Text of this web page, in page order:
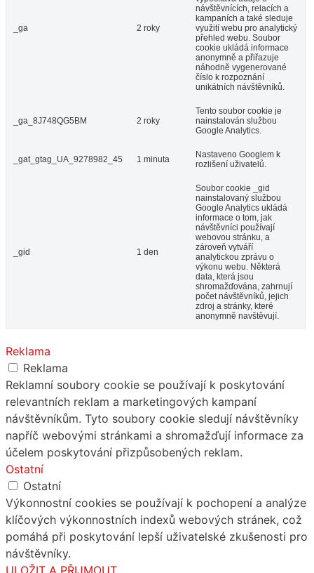
_ga 2 roky
návštěvnících, relacích a
kampaních a také sleduje
využití webu pro analytický
přehled webu. Soubor
cookie ukládá informace
anonymně a přiřazuje
náhodně vygenerované
číslo k rozpoznání
unikátních návštěvníků.
_ga_8J748QG5BM 2 roky
Tento soubor cookie je
nainstalován službou
Google Analytics.
_gat_gtag_UA_9278982_45 1 minuta
Nastaveno Googlem k
rozlišení uživatelů.
_gid 1 den
Soubor cookie _gid
nainstalovaný službou
Google Analytics ukládá
informace o tom, jak
návštěvníci používají
webovou stránku, a
zároveň vytváří
analytickou zprávu o
výkonu webu. Některá
data, která jsou
shromažďována, zahrnují
počet návštěvníků, jejich
zdroj a stránky, které
anonymně navštěvují.
Reklama
Reklama
Reklamní soubory cookie se používají k poskytování
relevantních reklam a marketingových kampaní
návštěvníkům. Tyto soubory cookie sledují návštěvníky
napříč webovými stránkami a shromažďují informace za
účelem poskytování přizpůsobených reklam.
Ostatní
Ostatní
Výkonnostní cookies se používají k pochopení a analýze
klíčových výkonnostních indexů webových stránek, což
pomáhá při poskytování lepší uživatelské zkušenosti pro
návštěvníky.